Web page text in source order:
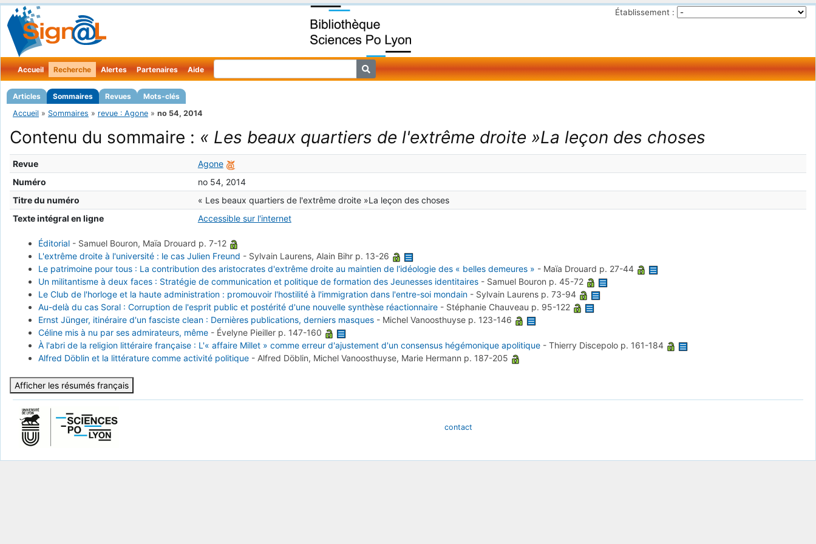
Établissement :
Accueil Recherche
Articles Sommaires Revues Mots-clés
Alertes Partenaires Aide
Accueil » Sommaires » revue : Agone » no 54, 2014
Contenu du sommaire : « Les beaux quartiers de l'extrême droite »La leçon des choses
Revue
Agone
Numéro
no 54, 2014
Titre du numéro
« Les beaux quartiers de l'extrême droite »La leçon des choses
Texte intégral en ligne
Accessible sur l'internet
Éditorial- Samuel Bouron, Maïa Drouard p. 7-12
L'extrême droite à l'université : le cas Julien Freund - Sylvain Laurens, Alain Bihr p. 13-26
Le patrimoine pour tous : La contribution des aristocrates d'extrême droite au maintien de l'idéologie des « belles demeures » - Maïa Drouard p. 27-44
Un militantisme à deux faces : Stratégie de communication et politique de formation des Jeunesses identitaires- Samuel Bouron p. 45-72
Le Club de l'horloge et la haute administration : promouvoir l'hostilité à l'immigration dans l'entre-soi mondain- Sylvain Laurens p. 73-94
Au-delà du cas Soral : Corruption de l'esprit public et postérité d'une nouvelle synthèse réactionnaire- Stéphanie Chauveau p. 95-122
Ernst Jünger, itinéraire d'un fasciste clean : Dernières publications, derniers masques- Michel Vanoosthuyse p. 123-146
Céline mis à nu par ses admirateurs, même- Évelyne Pieiller p. 147-160
À l'abri de la religion littéraire française : L'« affaire Millet » comme erreur d'ajustement d'un consensus hégémonique apolitique- Thierry Discepolo p. 161-184
Alfred Döblin et la littérature comme activité politique- Alfred Döblin, Michel Vanoosthuyse, Marie Hermann p. 187-205
Afficher les résumés français
contact